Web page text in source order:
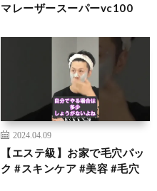
マレーザースーパーvc100
2024.04.09
【エステ級】お家で毛穴パッ
ク #スキンケア #美容 #毛穴